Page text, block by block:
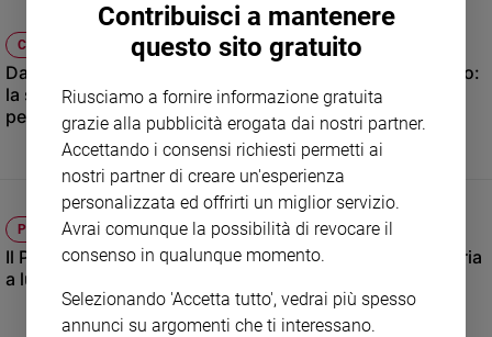
Famiglia
ed
educazione
Genitori
Coppia
Scuola
e
giovani
Adolescenza
CRONACA
Davide Simone Cavallo, aggredito e accoltellato a Milano:
la sua lettera agli aggressori è un inno alla vita e al
perdono
PAPA
Il Papa e l’arcivescova, una foto che rimarrà nella memoria
a lungo
Contribuisci a mantenere
questo sito gratuito
Riusciamo a fornire informazione gratuita
grazie alla pubblicità erogata dai nostri partner.
Accettando i consensi richiesti permetti ai
nostri partner di creare un'esperienza
personalizzata ed offrirti un miglior servizio.
Avrai comunque la possibilità di revocare il
consenso in qualunque momento.
Selezionando 'Accetta tutto', vedrai più spesso
annunci su argomenti che ti interessano.